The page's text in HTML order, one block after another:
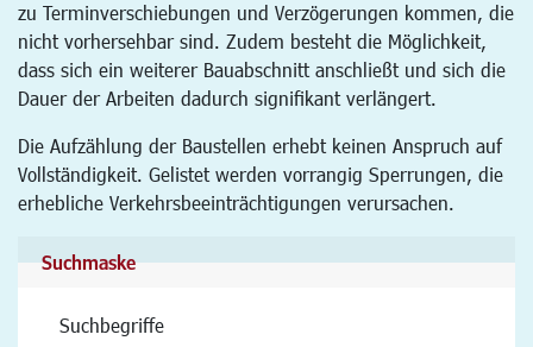
zu Terminverschiebungen und Verzögerungen kommen, die
nicht vorhersehbar sind. Zudem besteht die Möglichkeit,
dass sich ein weiterer Bauabschnitt anschließt und sich die
Dauer der Arbeiten dadurch signifikant verlängert.
Die Aufzählung der Baustellen erhebt keinen Anspruch auf
Vollständigkeit. Gelistet werden vorrangig Sperrungen, die
erhebliche Verkehrsbeeinträchtigungen verursachen.
Suchmaske
Suchbegriffe